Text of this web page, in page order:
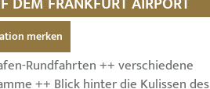
merken
Rundfahrten ++ verschiedene
++ Blick hinter die Kulissen des